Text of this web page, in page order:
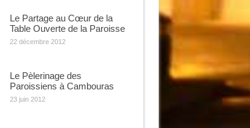
Le Partage au Cœur de la
Table Ouverte de la Paroisse
22 décembre 2012
Le Pèlerinage des
Paroissiens à Cambouras
23 juin 2012